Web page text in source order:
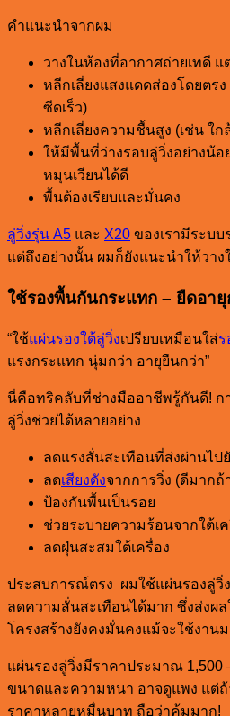
คำแนะนำจากผม
วางในห้องที่อากาศถ่ายเทดี
หลีกเลี่ยงแสงแดดส่องโดยตร
ซีดเร็ว)
หลีกเลี่ยงความชื้นสูง (เช่น ใก
ให้มีพื้นที่ว่างรอบลู่วิ่งอย่างน้อ
หมุนเวียนได้ดี
พื้นต้องเรียบและมั่นคง
ลู่วิ่งรุ่น A5 และ X20 ของเรามีระบ
แต่ถึงอย่างนั้น ผมก็ยังแนะนำให้วาง
ใช้รองพื้นกันกระแทก – ยืดอา
“ใช้แผ่นรองใต้ลู่วิ่งเปรียบเหมือนใส่ร
แรงกระแทก นุ่มกว่า อายุยืนกว่า”
นี่คือทริคลับที่ช่างมืออาชีพรู้กันดี! ก
ลู่วิ่งช่วยได้หลายอย่าง
ลดแรงสั่นสะเทือนที่ส่งผ่านไป
ลดเสียงดังจากการวิ่ง (ดีมาก
ป้องกันพื้นเป็นรอย
ช่วยระบายความร้อนจากใต้เ
ลดฝุ่นสะสมใต้เครื่อง
ประสบการณ์ตรง ผมใช้แผ่นรองลู่วิ่
ลดความสั่นสะเทือนได้มาก ซึ่งส่งผ
โครงสร้างยังคงมั่นคงแม้จะใช้งาน
แผ่นรองลู่วิ่งมีราคาประมาณ 1,500
ขนาดและความหนา อาจดูแพง แต่ถ้
ราคาหลายหมื่นบาท ถือว่าคุ้มมาก!